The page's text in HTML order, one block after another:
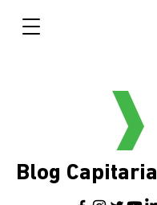
Blog Capitaria